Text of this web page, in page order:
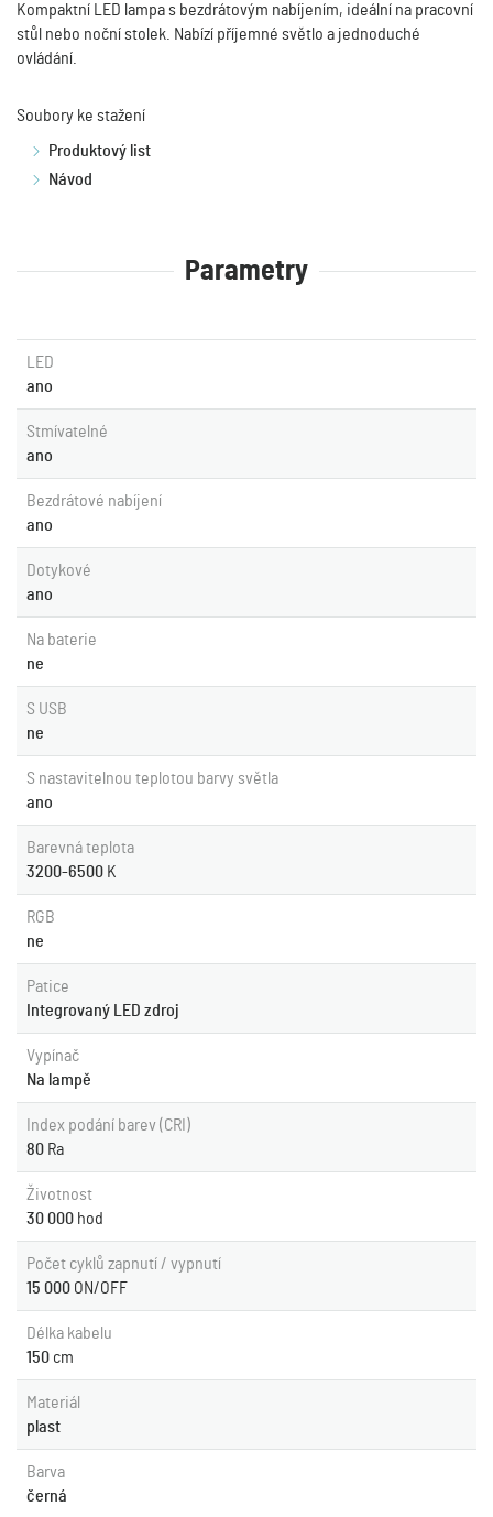
Kompaktní LED lampa s bezdrátovým nabíjením, ideální na pracovní
stůl nebo noční stolek. Nabízí příjemné světlo a jednoduché
ovládání.
Soubory ke stažení
Produktový list
Návod
Parametry
LED
ano
Stmívatelné
ano
Bezdrátové nabíjení
ano
Dotykové
ano
Na baterie
ne
S USB
ne
S nastavitelnou teplotou barvy světla
ano
Barevná teplota
3200-6500 K
RGB
ne
Patice
Integrovaný LED zdroj
Vypínač
Na lampě
Index podání barev (CRI)
80 Ra
Životnost
30 000 hod
Počet cyklů zapnutí / vypnutí
15 000 ON/OFF
Délka kabelu
150 cm
Materiál
plast
Barva
černá